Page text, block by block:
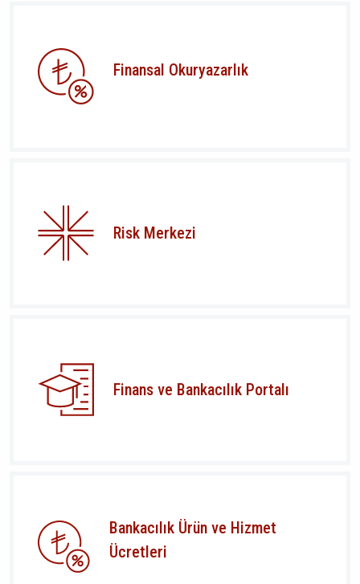
Finansal Okuryazarlık
Risk Merkezi
Finans ve Bankacılık Portalı
Bankacılık Ürün ve Hizmet
Ücretleri